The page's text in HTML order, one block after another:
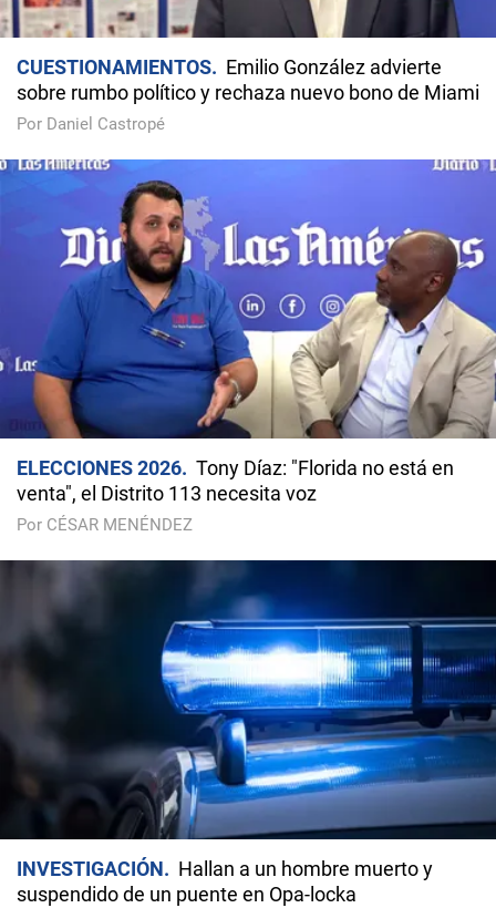
CUESTIONAMIENTOS
Emilio González advierte
sobre rumbo político y rechaza nuevo bono de Miami
Por Daniel Castropé
ELECCIONES 2026
Tony Díaz: "Florida no está en
venta", el Distrito 113 necesita voz
Por CÉSAR MENÉNDEZ
INVESTIGACIÓN
Hallan a un hombre muerto y
suspendido de un puente en Opa-locka